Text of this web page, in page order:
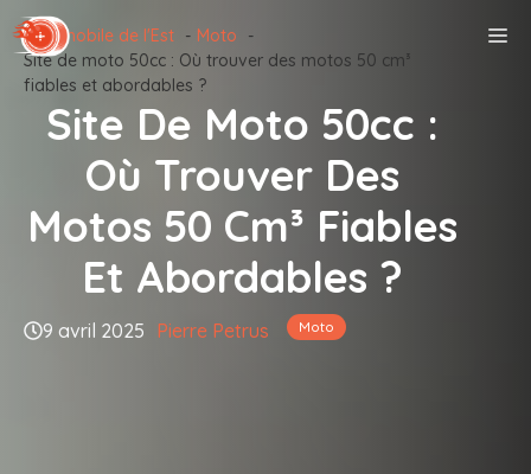
Aller
au
contenu
Automobile de l'Est
Moto
Site de moto 50cc : Où trouver des motos 50 cm³
fiables et abordables ?
Site De Moto 50cc :
Où Trouver Des
Motos 50 Cm³ Fiables
Et Abordables ?
9 avril 2025 Pierre Petrus Moto